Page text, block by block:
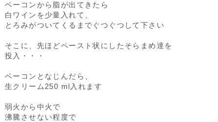
ベーコンから脂が出てきたら
白ワインを少量入れて、
とろみがついてくるまでぐつぐつして下さい
そこに、先ほどペースト状にしたそらまめ達を
投入・・・
ベーコンとなじんだら、
生クリーム250 ml入れます
弱火から中火で
沸騰させない程度で